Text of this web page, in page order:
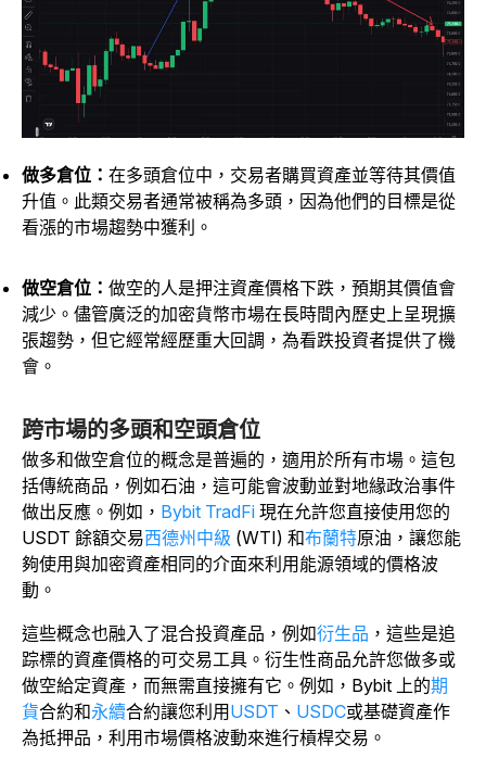
做多倉位： 在多頭倉位中，交易者購買資產並等待其價值
升值。此類交易者通常被稱為多頭，因為他們的目標是從
看漲的市場趨勢中獲利。
做空倉位： 做空的人是押注資產價格下跌，預期其價值會
減少。儘管廣泛的加密貨幣市場在長時間內歷史上呈現擴
張趨勢，但它經常經歷重大回調，為看跌投資者提供了機
會。
跨市場的多頭和空頭倉位
做多和做空倉位的概念是普遍的，適用於所有市場。這包
括傳統商品，例如石油，這可能會波動並對地緣政治事件
做出反應。例如， Bybit TradFi 現在允許您直接使用您的
USDT 餘額交易西德州中級 (WTI) 和布蘭特原油，讓您能
夠使用與加密資產相同的介面來利用能源領域的價格波
動。
這些概念也融入了混合投資產品，例如衍生品 ，這些是追
踪標的資產價格的可交易工具。衍生性商品允許您做多或
做空給定資產，而無需直接擁有它。例如，Bybit 上的期
貨合約和永續合約讓您利用USDT 、 USDC或基礎資產作
為抵押品，利用市場價格波動來進行槓桿交易。